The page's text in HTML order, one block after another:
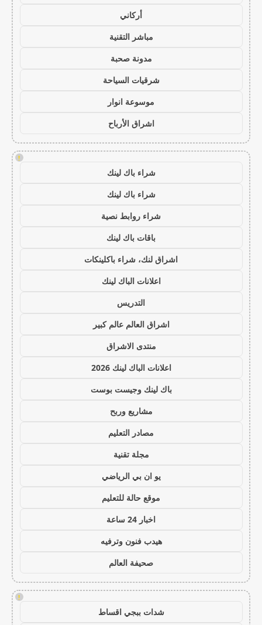
أركاني
مباشر التقنية
مدونة صحبة
شرقيات السياحة
موسوعة انوار
اشراق الأرباح
!
شراء باك لينك
شراء باك لينك
شراء روابط نصية
باقات باك لينك
اشراق لنك، شراء باكلينكات
اعلانات الباك لينك
التدريس
اشراق العالم عالم كبير
منتدى الاشراق
اعلانات الباك لينك 2026
باك لينك وجيست بوست
مشاريع وربح
مصادر التعليم
مجلة تقنية
يو ان بي الرياضي
موقع حالة للتعليم
اخبار 24 ساعة
هيدب فنون وترفيه
صحيفة العالم
!
شدات ببجي اقساط